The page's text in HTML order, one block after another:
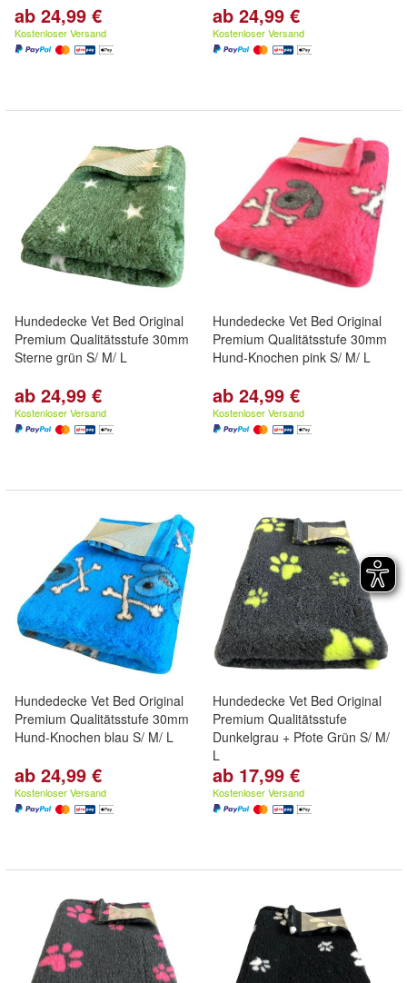
ab 24,99 €
Kostenloser Versand
ab 24,99 €
Kostenloser Versand
Hundedecke Vet Bed Original
Premium Qualitätsstufe 30mm
Sterne grün S/ M/ L
ab 24,99 €
Kostenloser Versand
Hundedecke Vet Bed Original
Premium Qualitätsstufe 30mm
Hund-Knochen pink S/ M/ L
ab 24,99 €
Kostenloser Versand
Hundedecke Vet Bed Original
Premium Qualitätsstufe 30mm
Hund-Knochen blau S/ M/ L
ab 24,99 €
Kostenloser Versand
Hundedecke Vet Bed Original
Premium Qualitätsstufe
Dunkelgrau + Pfote Grün S/ M/
L
ab 17,99 €
Kostenloser Versand